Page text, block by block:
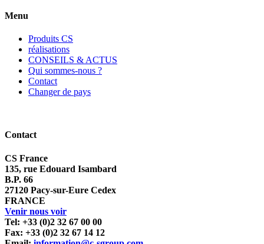
Menu
Produits CS
réalisations
CONSEILS & ACTUS
Qui sommes-nous ?
Contact
Changer de pays
Contact
CS France
135, rue Edouard Isambard
B.P. 66
27120 Pacy-sur-Eure Cedex
FRANCE
Venir nous voir
Tel: +33 (0)2 32 67 00 00
Fax: +33 (0)2 32 67 14 12